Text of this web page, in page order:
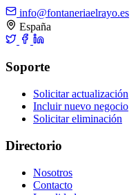
info@fontaneriaelrayo.es
España
Soporte
Solicitar actualización
Incluir nuevo negocio
Solicitar eliminación
Directorio
Nosotros
Contacto